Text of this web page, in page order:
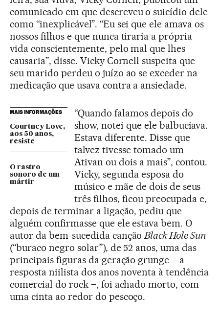
comunicado em que descreveu o suicídio dele
como “inexplicável”. “Eu sei que ele amava os
nossos filhos e que nunca tiraria a própria
vida conscientemente, pelo mal que lhes
causaria”, disse. Vicky Cornell suspeita que
seu marido perdeu o juízo ao se exceder na
medicação que usava contra a ansiedade.
MAIS INFORMAÇÕES
Courtney Love,
aos 50 anos,
resiste
O rastro
sonoro de um
mártir
“Quando falamos depois do
show, notei que ele balbuciava.
Estava diferente. Disse que
talvez tivesse tomado um
Ativan ou dois a mais”, contou.
Vicky, segunda esposa do
músico e mãe de dois de seus
três filhos, ficou preocupada e,
depois de terminar a ligação, pediu que
alguém confirmasse que ele estava bem. O
autor da bem-sucedida cançãoBlack Hole Sun
(“buraco negro solar”), de 52 anos, uma das
principais figuras da geração grunge – a
resposta niilista dos anos noventa à tendência
comercial do rock –, foi achado morto, com
uma cinta ao redor do pescoço.